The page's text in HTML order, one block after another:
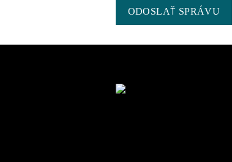
ODOSLAŤ SPRÁVU